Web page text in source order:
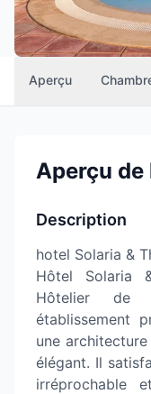
Aperçu
Aperçu
Description
hotel Solaria &
Hôtel Solaria
Hôtelier de
établissement
une
élégant. Il
irréprochable